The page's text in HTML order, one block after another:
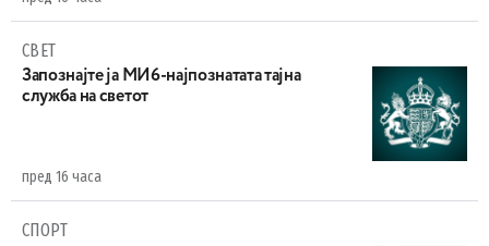
СВЕТ
Запознајте ја МИ6-најпознатата тајна
служба на светот
пред 16 часа
СПОРТ